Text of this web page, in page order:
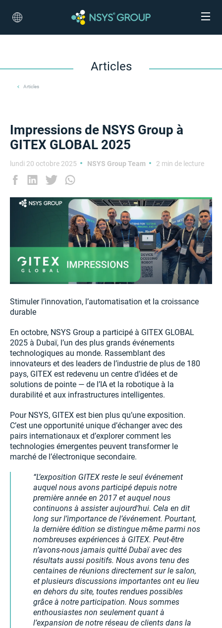
Articles
Articles
Impressions de NSYS Group à
GITEX GLOBAL 2025
lundi 20 octobre 2025 NSYS Group Team 2 min de lecture
Stimuler l’innovation, l’automatisation et la croissance
durable
En octobre, NSYS Group a participé à GITEX GLOBAL
2025 à Dubaï, l’un des plus grands événements
technologiques au monde. Rassemblant des
innovateurs et des leaders de l’industrie de plus de 180
pays, GITEX est redevenu un centre d’idées et de
solutions de pointe — de l’IA et la robotique à la
durabilité et aux infrastructures intelligentes.
Pour NSYS, GITEX est bien plus qu’une exposition.
C’est une opportunité unique d’échanger avec des
pairs internationaux et d’explorer comment les
technologies émergentes peuvent transformer le
marché de l’électronique secondaire.
L’exposition GITEX reste le seul événement
auquel nous avons participé depuis notre
première année en 2017 et auquel nous
continuons à assister aujourd’hui. Cela en dit
long sur l’importance de l’événement. Pourtant,
la dernière édition se distingue même parmi nos
nombreuses expériences à GITEX. Peut-être
n’avons-nous jamais quitté Dubaï avec des
résultats aussi positifs. Nous avons tenu des
centaines de réunions directement sur le salon,
et plusieurs discussions importantes ont eu lieu
en dehors du site, toutes rendues possibles
grâce à notre participation. Nous sommes
enthousiastes non seulement quant à
l’expansion de notre réseau de clients dans la